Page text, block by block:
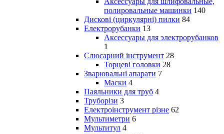
полировальные машинки 140
Дискові (циркулярні) пилки 84
Електрорубанки 13
Аксессуары для электрорубанков
1
Слюсарний інструмент 28
Торцеві головки 28
Зварювальні апарати 7
Маски 4
Паяльники для труб 4
Труборізи 3
Електроінструмент різне 62
Мультиметри 6
Мультитул 4